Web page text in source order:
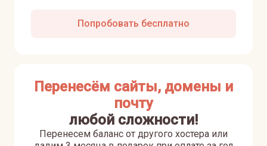
Попробовать бесплатно
Перенесём сайты, домены и
почту
любой сложности!
Перенесем баланс от другого хостера или